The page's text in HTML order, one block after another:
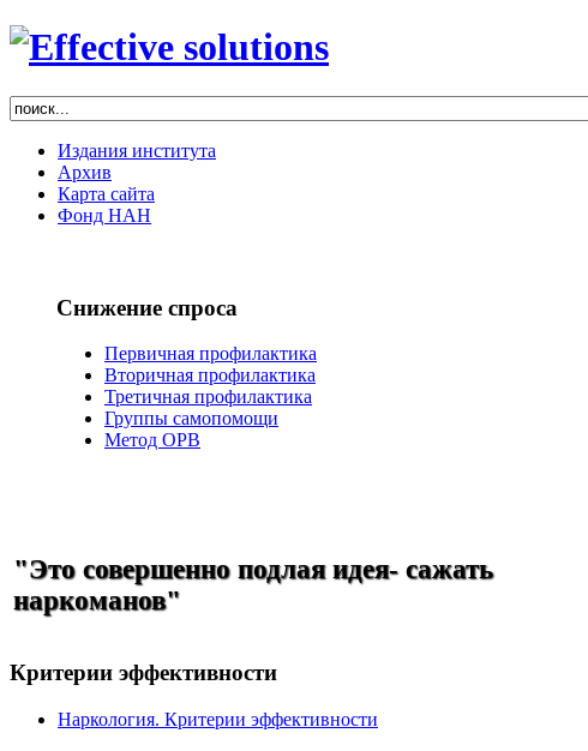
Издания института
Архив
Карта сайта
Фонд НАН
Снижение спроса
Первичная профилактика
Вторичная профилактика
Третичная профилактика
Группы самопомощи
Метод ОРВ
"Это совершенно подлая идея- сажать
наркоманов"
Критерии эффективности
Наркология. Критерии эффективности